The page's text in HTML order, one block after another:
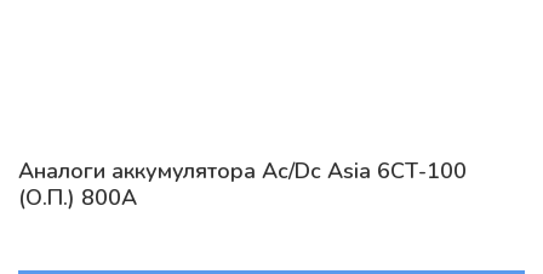
Аналоги аккумулятора Ac/Dc Asia 6СТ-100
(О.П.) 800А